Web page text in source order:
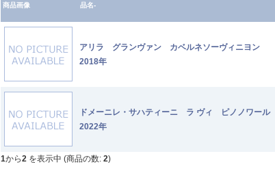
商品画像 品名-
アリラ グランヴァン カベルネソーヴィニヨン
2018年
ドメーニレ・サハティーニ ラ ヴィ ピノノワール
2022年
1から2 を表示中 (商品の数: 2)